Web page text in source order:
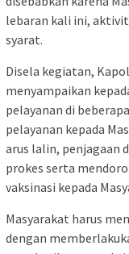
lebaran kali ini,
syarat.
Disela kegiatan,
menyampaikan
pelayanan di
pelayanan kepada
arus lalin, penjagaan
prokes serta
vaksinasi kepada
Masyarakat harus
dengan